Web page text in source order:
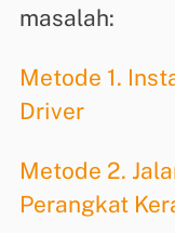
masalah:
Metode 1.
Driver
Metode 2.
Perangkat